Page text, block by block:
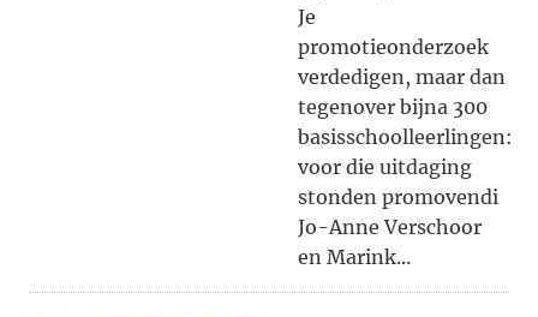
Je
promotieonderzoek
verdedigen, maar dan
tegenover bijna 300
basisschoolleerlingen:
voor die uitdaging
stonden promovendi
Jo-Anne Verschoor
en Marink...